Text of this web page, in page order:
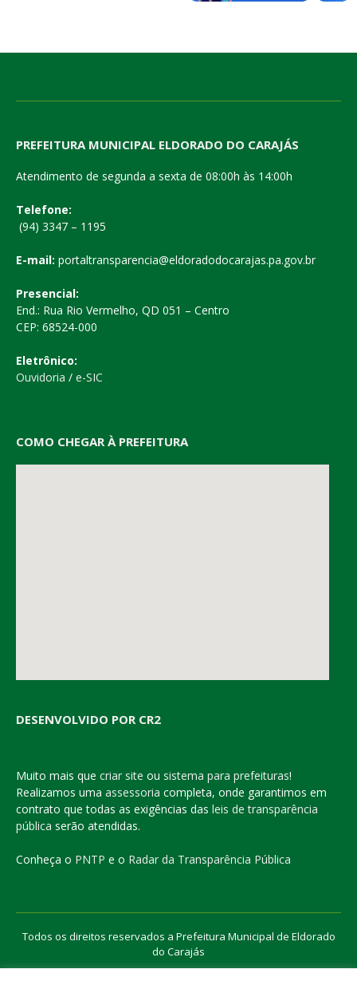
PREFEITURA MUNICIPAL ELDORADO DO CARAJÁS
Atendimento de segunda a sexta de 08:00h às 14:00h
Telefone:
(94) 3347 – 1195
E-mail: portaltransparencia@eldoradodocarajas.pa.gov.br
Presencial:
End.: Rua Rio Vermelho, QD 051 – Centro
CEP: 68524-000
Eletrônico:
Ouvidoria / e-SIC
COMO CHEGAR À PREFEITURA
DESENVOLVIDO POR CR2
Muito mais que criar site ou sistema para prefeituras!
Realizamos uma assessoria completa, onde garantimos em
contrato que todas as exigências das leis de transparência
pública serão atendidas.
Conheça o PNTP e o Radar da Transparência Pública
Todos os direitos reservados a Prefeitura Municipal de Eldorado
do Carajás